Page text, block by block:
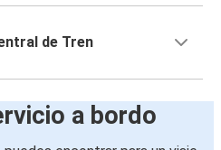
de Tren
a bordo